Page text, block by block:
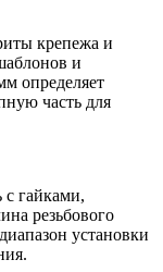
крепежа и
и
определяет
часть для
с гайками,
резьбового
установки